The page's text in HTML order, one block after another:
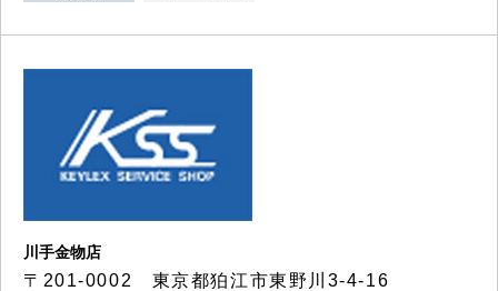
川手金物店
〒201-0002 東京都狛江市東野川3-4-16